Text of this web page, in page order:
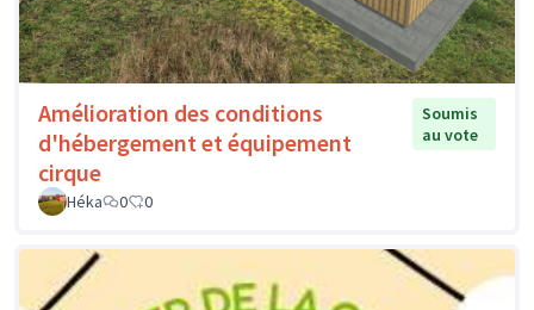
Amélioration des conditions
d'hébergement et équipement
cirque
Soumis
au vote
Héka 0 0